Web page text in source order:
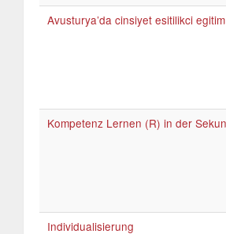
Avusturya’da cinsiyet esitilikci egitim
Kompetenz Lernen (R) in der
Individualisierung